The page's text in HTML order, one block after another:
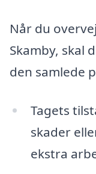
Når du
Skamby, skal
den samlede
Tagets
skader
ekstra